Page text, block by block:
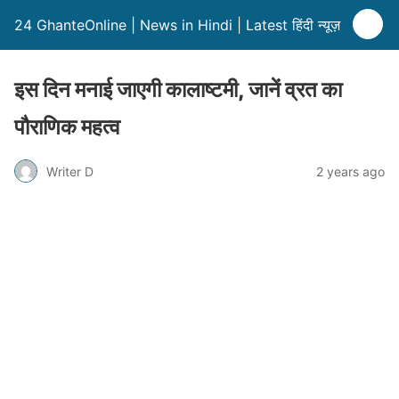
24 GhanteOnline | News in Hindi | Latest हिंदी न्यूज़
इस दिन मनाई जाएगी कालाष्टमी, जानें व्रत का
पौराणिक महत्व
Writer D 2 years ago